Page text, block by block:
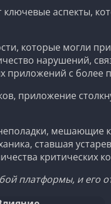
аспекты,
которые могли
нарушений,
приложений с более
приложение
мешающие
ставшая
критических
платформы, и его